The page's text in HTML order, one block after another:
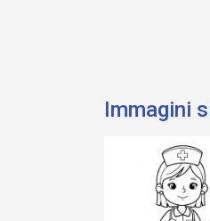
Immagini